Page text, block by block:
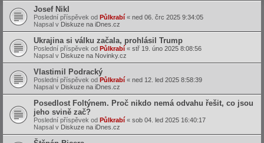
Josef Nikl
Poslední příspěvek od Půlkrabí « ned 06. črc 2025 9:34:05
Napsal v Diskuze na iDnes.cz
Ukrajina si válku začala, prohlásil Trump
Poslední příspěvek od Půlkrabí « stř 19. úno 2025 8:08:56
Napsal v Diskuze na Novinky.cz
Vlastimil Podracký
Poslední příspěvek od Půlkrabí « ned 12. led 2025 8:58:39
Napsal v Diskuze na iDnes.cz
Posedlost Foltýnem. Proč nikdo nemá odvahu řešit, co jsou
jeho svině zač?
Poslední příspěvek od Půlkrabí « sob 04. led 2025 16:40:17
Napsal v Diskuze na iDnes.cz